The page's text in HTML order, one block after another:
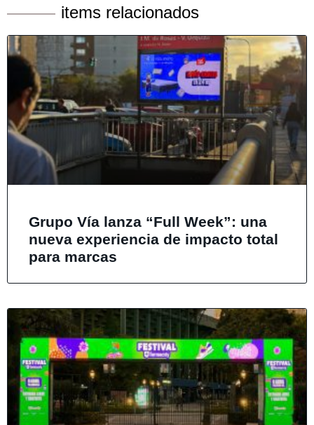
items relacionados
Grupo Vía lanza “Full Week”: una
nueva experiencia de impacto total
para marcas